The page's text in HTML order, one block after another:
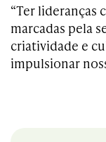
“Ter lideranças
marcadas pela
criatividade e
impulsionar